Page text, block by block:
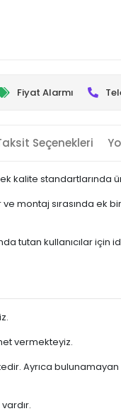
Fiyat Alarmı
Seçenekleri
kalite standartlarında
montaj sırasında ek
tutan kullanıcılar için
vermekteyiz.
Ayrıca